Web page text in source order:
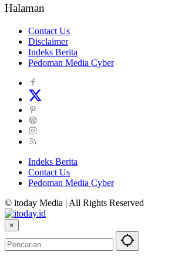
Halaman
Contact Us
Disclaimer
Indeks Berita
Pedoman Media Cyber
Indeks Berita
Contact Us
Pedoman Media Cyber
© itoday Media | All Rights Reserved
×